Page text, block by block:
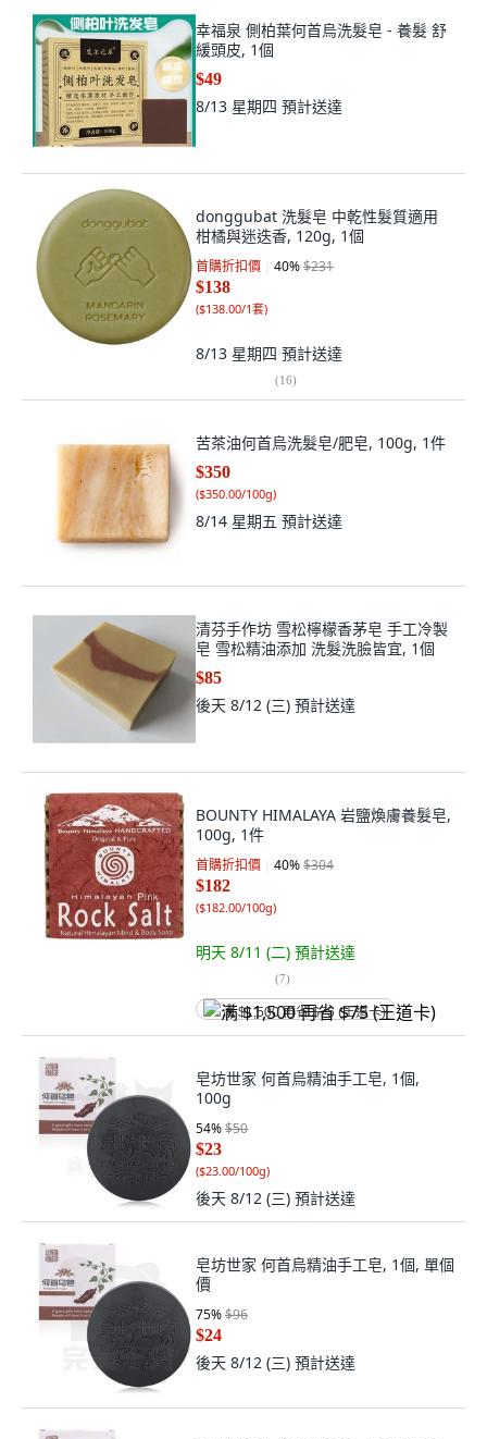
幸福泉 側柏葉何首烏洗髮皂 - 養髮 舒
緩頭皮, 1個
$49
8/13 星期四 預計送達
donggubat 洗髮皂 中乾性髮質適用
柑橘與迷迭香, 120g, 1個
首購折扣價 40%$231
$138
($138.00/1套)
8/13 星期四 預計送達
(16)
苦茶油何首烏洗髮皂/肥皂, 100g, 1件
$350
($350.00/100g)
8/14 星期五 預計送達
清芬手作坊 雪松檸檬香茅皂 手工冷製
皂 雪松精油添加 洗髮洗臉皆宜, 1個
$85
後天 8/12 (三) 預計送達
BOUNTY HIMALAYA 岩鹽煥膚養髮皂,
100g, 1件
首購折扣價 40%$304
$182
($182.00/100g)
明天 8/11 (二) 預計送達
(7)
满 $1,500 再省 $75 (王道卡)
皂坊世家 何首烏精油手工皂, 1個,
100g
54%$50
$23
($23.00/100g)
後天 8/12 (三) 預計送達
皂坊世家 何首烏精油手工皂, 1個, 單個
價
75%$96
$24
後天 8/12 (三) 預計送達